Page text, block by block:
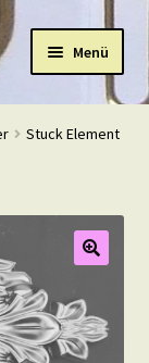
Menü
Stuck Element